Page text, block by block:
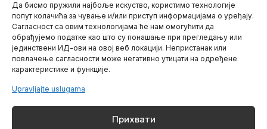
Да бисмо пружили најбоље искуство, користимо технологије
попут колачића за чување и/или приступ информацијама о уређају.
Сагласност са овим технологијама ће нам омогућити да
обрађујемо податке као што су понашање при прегледању или
јединствени ИД-ови на овој веб локацији. Непристанак или
повлачење сагласности може негативно утицати на одређене
карактеристике и функције.
Upravljajte uslugama
Прихвати
Ponašanje potrošača, psihologija marketinga,
evoluciona psihologija, psihologija kulture i identiteta
Odabrane reference
Personality Traits and Individualistic Social Rank Styles
as Predictors of a Positive Attitude Towards
Conspicuous Consumption.Teme